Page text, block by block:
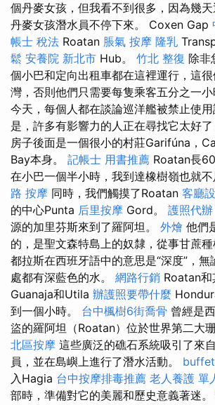
個丹麥女孩，但我看不到很多，因為幾
丹麥女孩潛水員不停下來。 Coxen Gap
帳士 稅法 Roatan 脹氣 按摩 隆乳
鬆 安養院 新北市 Hub。 竹北 整復 除非
個小巴和定向出租車都在這裡運行，這
灣，否則他們只需要每隻乘客五分之一小
今天，每個人都在談論巡洋艦被禁止使
是，許多有影響力的人正在尋找它太好了
房子後面是一個很小的村莊Garifúna，
Bay本身。 記帳士 用書推薦 Roatan長
在小巴一個半小時，我到達橡樹嶺也就不
路 按摩 同時，我們觸摸了Roatan 客廳
的中心Punta 后里按摩 Gord。 護照代辦
源的加里芬斯來到了羅阿坦。 外燴 他們
的，是聖文森特島上的奴隸，從事甘蔗
都拉斯在西班牙語中的意思是“深度”，
處都有深藍色的水。 網路行銷 Roatan和
Guanaja和Utila 辦護照要帶什麼
到一個小時。 台中楓樹6街喬骨 曾經是
盜的羅阿坦（Roatan）位於世界第二大
北區按摩 這些廣泛的礁石系統吸引了來
員，並在島嶼上進行了潛水活動。
入Hagia 台中按摩排毒推薦 老人養護 單
部時，準備對它的美麗和歷史意義著迷